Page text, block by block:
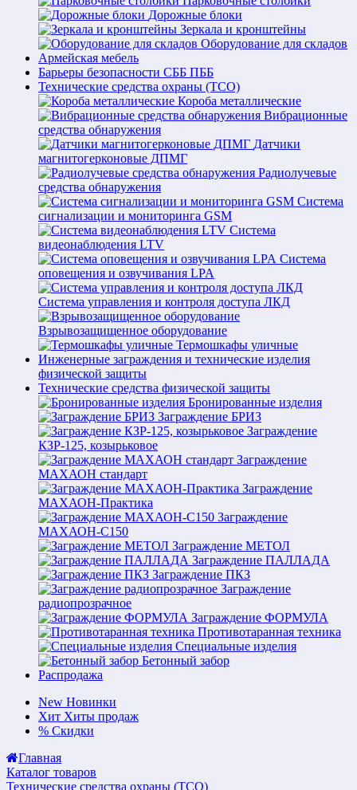
Дорожные блоки
Зеркала и кронштейны
Оборудование для складов
Армейская мебель
Барьеры безопасности СББ ПББ
Технические средства охраны (ТСО)
Короба металлические
Вибрационные
средства обнаружения
Датчики
магнитогерконовые ДПМГ
Радиолучевые
средства обнаружения
Система
сигнализации и мониторинга GSM
Система
видеонаблюдения LTV
Система
оповещения и озвучивания LPA
Система управления и контроля доступа ЛКД
Взрывозащищенное оборудование
Термошкафы уличные
Инженерные заграждения и технические изделия
физической защиты
Технические средства физической защиты
Бронированные изделия
Заграждение БРИЗ
Заграждение
КЗР-125, козырьковое
Заграждение
МАХАОН стандарт
Заграждение
МАХАОН-Практика
Заграждение
МАХАОН-С150
Заграждение МЕТОЛ
Заграждение ПАЛЛАДА
Заграждение ПКЗ
Заграждение
радиопрозрачное
Заграждение ФОРМУЛА
Противотаранная техника
Специальные изделия
Бетонный забор
Распродажа
New Новинки
Хит Хиты продаж
% Скидки
Главная
Каталог товаров
Технические средства охраны (ТСО)